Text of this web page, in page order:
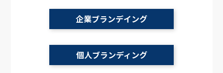
企業ブランデイング
個人ブランディング